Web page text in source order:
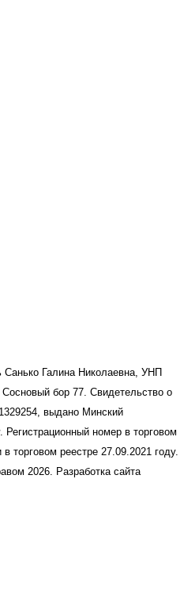
Галина Николаевна, УНП
бор 77. Свидетельство о
выдано Минский
Регистрационный номер в торговом
торговом реестре 27.09.2021 году.
2026. Разработка сайта